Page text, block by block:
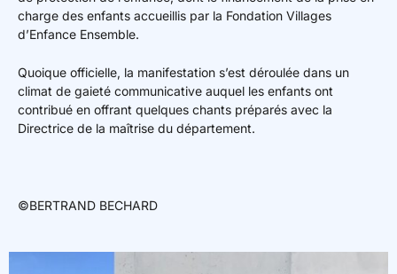
charge des enfants accueillis par la Fondation Villages
d’Enfance Ensemble.
Quoique officielle, la manifestation s’est déroulée dans un
climat de gaieté communicative auquel les enfants ont
contribué en offrant quelques chants préparés avec la
Directrice de la maîtrise du département.
©BERTRAND BECHARD